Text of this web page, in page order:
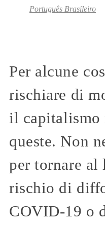
Português Brasileiro
Per alcune
rischiare di
il capitalismo
queste. Non
per tornare
rischio di
COVID-19 o